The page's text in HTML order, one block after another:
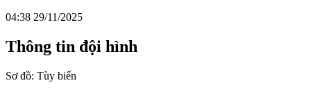
04:38 29/11/2025
Thông tin đội hình
Sơ đồ: Tùy biến